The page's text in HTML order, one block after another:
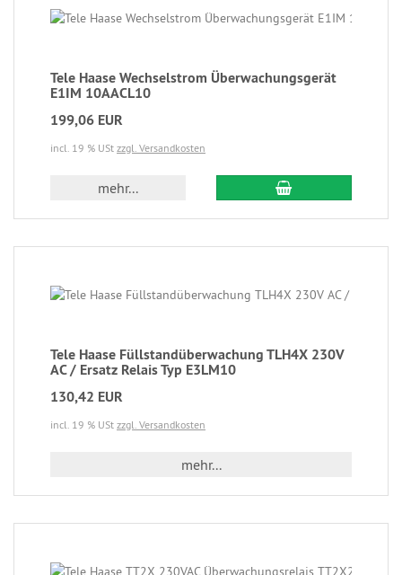
Tele Haase Wechselstrom Überwachungsgerät
E1IM 10AACL10
199,06 EUR
incl. 19 % USt zzgl. Versandkosten
mehr...
Tele Haase Füllstandüberwachung TLH4X 230V
AC / Ersatz Relais Typ E3LM10
130,42 EUR
incl. 19 % USt zzgl. Versandkosten
mehr...